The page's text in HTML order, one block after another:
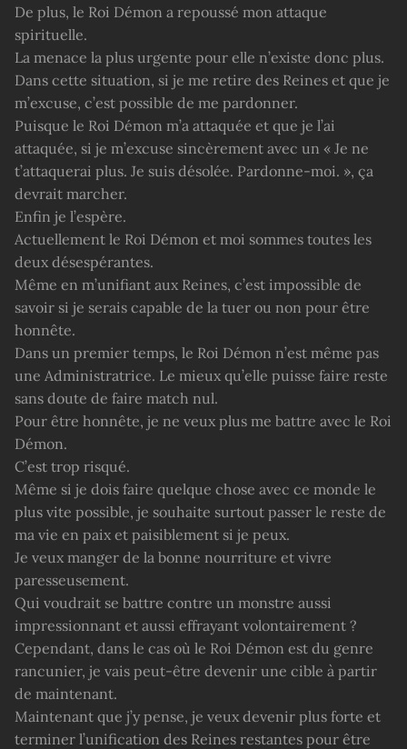
De plus, le Roi Démon a repoussé mon attaque
spirituelle.
La menace la plus urgente pour elle n’existe donc plus.
Dans cette situation, si je me retire des Reines et que je
m’excuse, c’est possible de me pardonner.
Puisque le Roi Démon m’a attaquée et que je l’ai
attaquée, si je m’excuse sincèrement avec un « Je ne
t’attaquerai plus. Je suis désolée. Pardonne-moi. », ça
devrait marcher.
Enfin je l’espère.
Actuellement le Roi Démon et moi sommes toutes les
deux désespérantes.
Même en m’unifiant aux Reines, c’est impossible de
savoir si je serais capable de la tuer ou non pour être
honnête.
Dans un premier temps, le Roi Démon n’est même pas
une Administratrice. Le mieux qu’elle puisse faire reste
sans doute de faire match nul.
Pour être honnête, je ne veux plus me battre avec le Roi
Démon.
C’est trop risqué.
Même si je dois faire quelque chose avec ce monde le
plus vite possible, je souhaite surtout passer le reste de
ma vie en paix et paisiblement si je peux.
Je veux manger de la bonne nourriture et vivre
paresseusement.
Qui voudrait se battre contre un monstre aussi
impressionnant et aussi effrayant volontairement ?
Cependant, dans le cas où le Roi Démon est du genre
rancunier, je vais peut-être devenir une cible à partir
de maintenant.
Maintenant que j’y pense, je veux devenir plus forte et
terminer l’unification des Reines restantes pour être